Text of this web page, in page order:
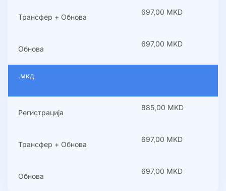
Трансфер + Обнова
697,00 MKD
Обнова
697,00 MKD
.мкд
Регистрација
885,00 MKD
Трансфер + Обнова
697,00 MKD
Обнова
697,00 MKD